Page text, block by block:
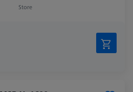
Store